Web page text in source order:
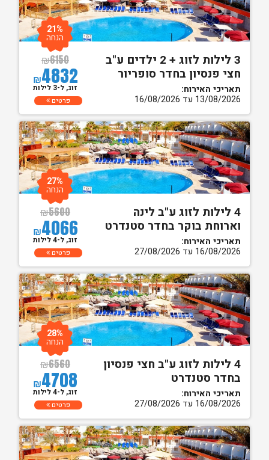
3 לילות לזוג + 2 ילדים ע"ב
חצי פנסיון בחדר סופריור
תאריכי האירוח:
13/08/2026 עד 16/08/2026
₪6150
₪4832
21%
הנחה
זוג, ל-3 לילות
פרטים
4 לילות לזוג ע"ב לינה
וארוחת בוקר בחדר סטנדרט
תאריכי האירוח:
16/08/2026 עד 27/08/2026
₪5600
₪4066
27%
הנחה
זוג, ל-4 לילות
פרטים
4 לילות לזוג ע"ב חצי פנסיון
בחדר סטנדרט
תאריכי האירוח:
16/08/2026 עד 27/08/2026
₪6560
₪4708
28%
הנחה
זוג, ל-4 לילות
פרטים